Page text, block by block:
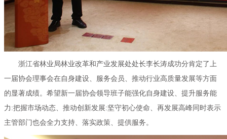
浙江省林业局林业改革和产业发展处处长李长涛成功分肯定了上
一届协会理事会在自身建设、服务会员、推动行业高质量发展等方面
的显著成绩。希望新一届协会领导班子能强化自身建设、提升服务能
力:把握市场动态、推动创新发展:坚守初心使命、再发展高峰同时表示
主管部门也会全力支持、落实政策、提供服务。